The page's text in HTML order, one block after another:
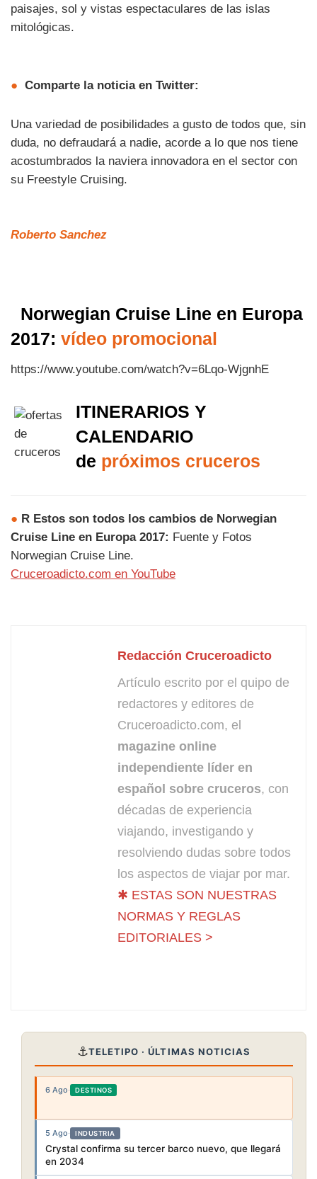
paisajes, sol y vistas espectaculares de las islas
mitológicas.
● Comparte la noticia en Twitter:
Una variedad de posibilidades a gusto de todos que, sin
duda, no defraudará a nadie, acorde a lo que nos tiene
acostumbrados la naviera innovadora en el sector con
su Freestyle Cruising.
Roberto Sanchez
Norwegian Cruise Line en Europa
2017: vídeo promocional
https://www.youtube.com/watch?v=6Lqo-WjgnhE
ITINERARIOS Y
CALENDARIO
de próximos cruceros
● R Estos son todos los cambios de Norwegian
Cruise Line en Europa 2017: Fuente y Fotos
Norwegian Cruise Line.
Cruceroadicto.com en YouTube
Redacción Cruceroadicto
Artículo escrito por el quipo de
redactores y editores de
Cruceroadicto.com, el
magazine online
independiente líder en
español sobre cruceros, con
décadas de experiencia
viajando, investigando y
resolviendo dudas sobre todos
los aspectos de viajar por mar.
✱ ESTAS SON NUESTRAS
NORMAS Y REGLAS
EDITORIALES >
⚓TELETIPO · ÚLTIMAS NOTICIAS
6 Ago· DESTINOS
5 Ago· INDUSTRIA
Crystal confirma su tercer barco nuevo, que llegará
en 2034